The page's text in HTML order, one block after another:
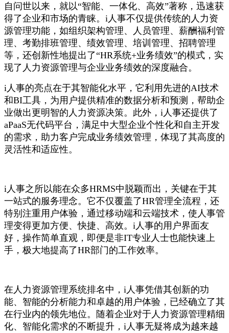
自问世以来，就以“智能、一体化、高效”著称，迅速获
得了企业和市场的青睐。i人事不仅提供传统的人力资
源管理功能，如组织架构管理、人员管理、薪酬福利管
理、考勤排班管理、绩效管理、培训管理、招聘管理
等，还创新性地提出了“HR系统+业务绩效”的模式，实
现了人力资源管理与企业业务绩效的深度融合。
i人事的亮点在于其智能化水平，它利用先进的AI技术
和BI工具，为用户提供精准的数据分析和预测，帮助企
业做出更明智的人力资源决策。此外，i人事还提供了
aPaaS无代码平台，满足中大型企业个性化和自主开发
的需求，助力客户完成业务绩效管理，体现了其高度的
灵活性和适应性。
i人事之所以能在众多HRMS中脱颖而出，关键在于其
一站式的服务理念。它不仅覆盖了HR管理全流程，还
特别注重用户体验，通过移动端和云端技术，使人事管
理变得更加方便、快捷、高效。i人事的用户界面友
好，操作简单直观，即便是非IT专业人士也能快速上
手，极大地提高了HR部门的工作效率。
在人力资源管理系统排名中，i人事凭借其创新的功
能、智能的分析能力和卓越的用户体验，已经确立了其
在行业内的领先地位。随着企业对于人力资源管理精细
化、智能化需求的不断提升，i人事无疑将成为越来越